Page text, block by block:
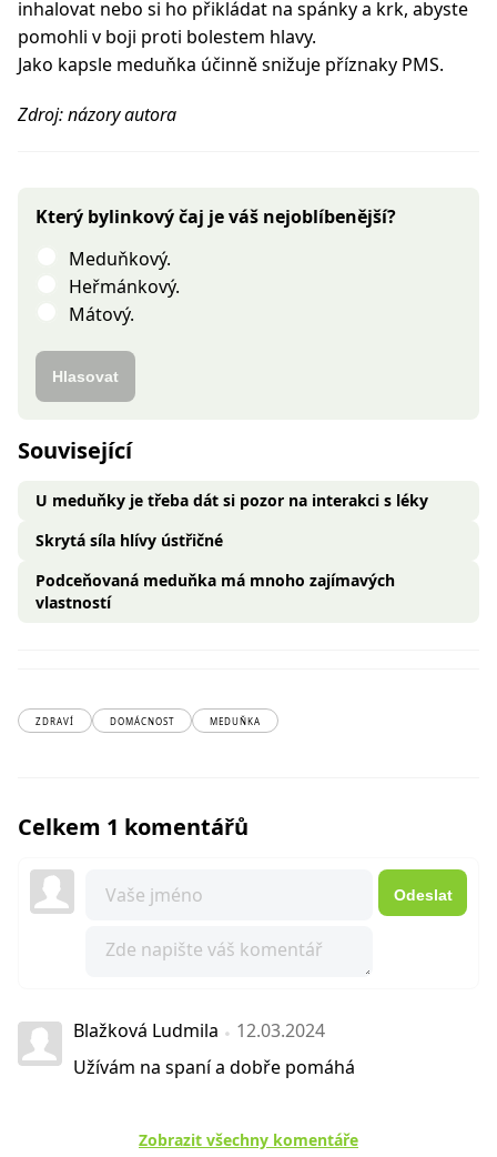
inhalovat nebo si ho přikládat na spánky a krk, abyste
pomohli v boji proti bolestem hlavy.
Jako kapsle meduňka účinně snižuje příznaky PMS.
Zdroj: názory autora
Který bylinkový čaj je váš nejoblíbenější?
Meduňkový.
Heřmánkový.
Mátový.
Hlasovat
Související
U meduňky je třeba dát si pozor na interakci s léky
Skrytá síla hlívy ústřičné
Podceňovaná meduňka má mnoho zajímavých
vlastností
ZDRAVÍ DOMÁCNOST MEDUŇKA
Celkem 1 komentářů
Odeslat
Blažková Ludmila
12.03.2024
Užívám na spaní a dobře pomáhá
Zobrazit všechny komentáře